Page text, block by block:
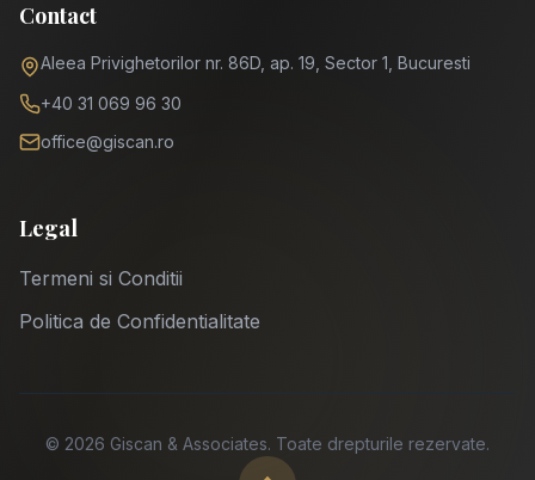
Contact
Aleea Privighetorilor nr. 86D, ap. 19, Sector 1, Bucuresti
+40 31 069 96 30
office@giscan.ro
Legal
Termeni si Conditii
Politica de Confidentialitate
© 2026 Giscan & Associates. Toate drepturile rezervate.